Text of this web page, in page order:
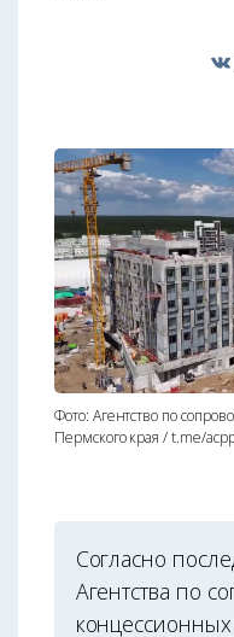
Фото: Агентство по
Пермского края / t.me/
Согласно
Агентства по